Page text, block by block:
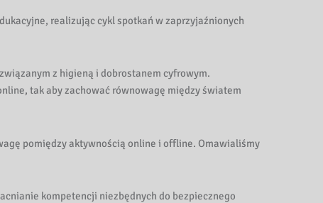
realizując cykl spotkań w zaprzyjaźnionych
z higieną i dobrostanem cyfrowym.
tak aby zachować równowagę między światem
pomiędzy aktywnością online i offline. Omawialiśmy
kompetencji niezbędnych do bezpiecznego